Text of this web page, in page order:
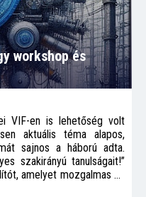
workshop és
VIF-en is lehetőség volt
aktuális téma alapos,
sajnos a háború adta.
szakirányú tanulságait!”
amelyet mozgalmas és